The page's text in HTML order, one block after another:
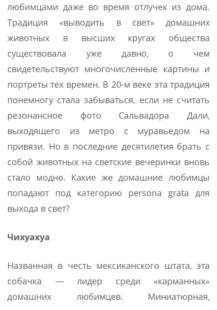
любимцами даже во время отлучек из дома.
Традиция «выводить в свет» домашних
животных в высших кругах общества
существовала уже давно, о чем
свидетельствуют многочисленные картины и
портреты тех времен. В 20-м веке эта традиция
понемногу стала забываться, если не считать
резонансное фото Сальвадора Дали,
выходящего из метро с муравьедом на
привязи. Но в последние десятилетия брать с
собой животных на светские вечеринки вновь
стало модно. Какие же домашние любимцы
попадают под категорию persona grata для
выхода в свет?
Чихуахуа
Названная в честь мексиканского штата, эта
собачка — лидер среди «карманных»
домашних любимцев. Миниатюрная,